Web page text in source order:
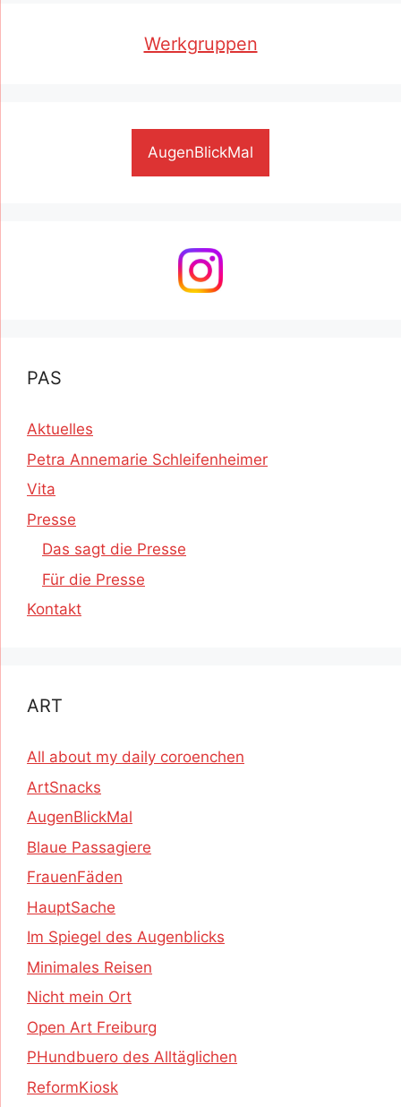
Werkgruppen
AugenBlickMal
PAS
Aktuelles
Petra Annemarie Schleifenheimer
Vita
Presse
Das sagt die Presse
Für die Presse
Kontakt
ART
All about my daily coroenchen
ArtSnacks
AugenBlickMal
Blaue Passagiere
FrauenFäden
HauptSache
Im Spiegel des Augenblicks
Minimales Reisen
Nicht mein Ort
Open Art Freiburg
PHundbuero des Alltäglichen
ReformKiosk